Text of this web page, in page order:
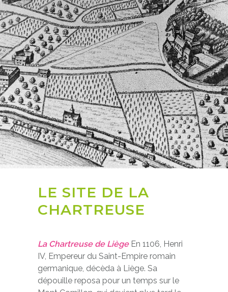
LE SITE DE LA
CHARTREUSE
La Chartreuse de LiègeEn 1106, Henri
IV, Empereur du Saint-Empire romain
germanique, décèda à Liège. Sa
dépouille reposa pour un temps sur le